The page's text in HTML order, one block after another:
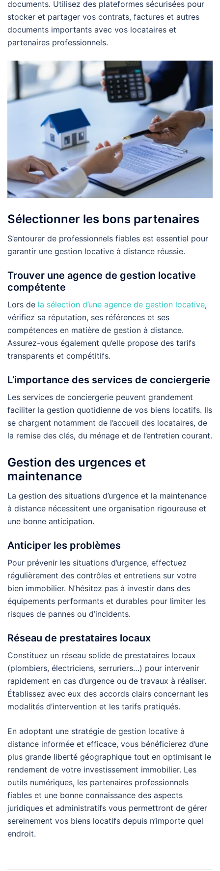
documents. Utilisez des plateformes sécurisées pour
stocker et partager vos contrats, factures et autres
documents importants avec vos locataires et
partenaires professionnels.
Sélectionner les bons partenaires
S’entourer de professionnels fiables est essentiel pour
garantir une gestion locative à distance réussie.
Trouver une agence de gestion locative
compétente
Lors de la sélection d’une agence de gestion locative,
vérifiez sa réputation, ses références et ses
compétences en matière de gestion à distance.
Assurez-vous également qu’elle propose des tarifs
transparents et compétitifs.
L’importance des services de conciergerie
Les services de conciergerie peuvent grandement
faciliter la gestion quotidienne de vos biens locatifs. Ils
se chargent notamment de l’accueil des locataires, de
la remise des clés, du ménage et de l’entretien courant.
Gestion des urgences et
maintenance
La gestion des situations d’urgence et la maintenance
à distance nécessitent une organisation rigoureuse et
une bonne anticipation.
Anticiper les problèmes
Pour prévenir les situations d’urgence, effectuez
régulièrement des contrôles et entretiens sur votre
bien immobilier. N’hésitez pas à investir dans des
équipements performants et durables pour limiter les
risques de pannes ou d’incidents.
Réseau de prestataires locaux
Constituez un réseau solide de prestataires locaux
(plombiers, électriciens, serruriers…) pour intervenir
rapidement en cas d’urgence ou de travaux à réaliser.
Établissez avec eux des accords clairs concernant les
modalités d’intervention et les tarifs pratiqués.
En adoptant une stratégie de gestion locative à
distance informée et efficace, vous bénéficierez d’une
plus grande liberté géographique tout en optimisant le
rendement de votre investissement immobilier. Les
outils numériques, les partenaires professionnels
fiables et une bonne connaissance des aspects
juridiques et administratifs vous permettront de gérer
sereinement vos biens locatifs depuis n’importe quel
endroit.